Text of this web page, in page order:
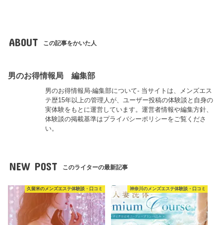
ABOUT この記事をかいた人
男のお得情報局 編集部
男のお得情報局-編集部について- 当サイトは、メンズエス
テ歴15年以上の管理人が、ユーザー投稿の体験談と自身の
実体験をもとに運営しています。運営者情報や編集方針、
体験談の掲載基準はプライバシーポリシーをご覧くださ
い。
NEW POST このライターの最新記事
久留米のメンズエステ体験談・口コミ 神奈川のメンズエステ体験談・口コミ